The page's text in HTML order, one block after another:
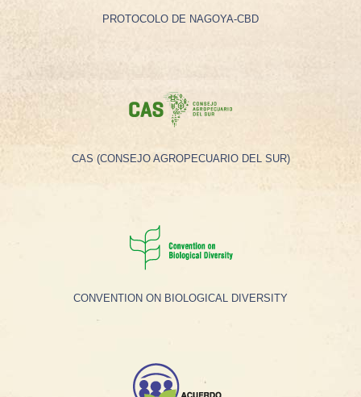
PROTOCOLO DE NAGOYA-CBD
CAS (CONSEJO AGROPECUARIO DEL SUR)
CONVENTION ON BIOLOGICAL DIVERSITY